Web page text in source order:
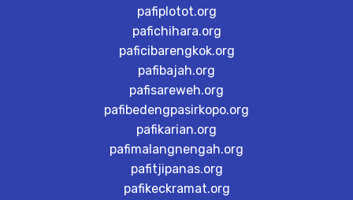
pafiplotot.org
pafichihara.org
paficibarengkok.org
pafibajah.org
pafisareweh.org
pafibedengpasirkopo.org
pafikarian.org
pafimalangnengah.org
pafitjipanas.org
pafikeckramat.org